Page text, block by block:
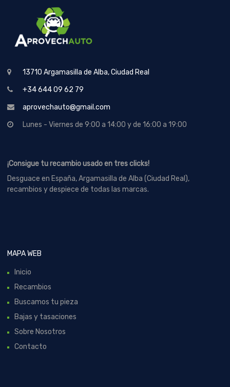
13710 Argamasilla de Alba, Ciudad Real
+34 644 09 62 79
aprovechauto@gmail.com
Lunes - Viernes de 9:00 a 14:00 y de 16:00 a 19:00
¡Consigue tu recambio usado en tres clicks!
Desguace en España, Argamasilla de Alba (Ciudad Real),
recambios y despiece de todas las marcas.
MAPA WEB
Inicio
Recambios
Buscamos tu pieza
Bajas y tasaciones
Sobre Nosotros
Contacto